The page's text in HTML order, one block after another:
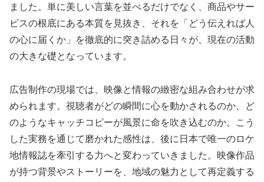
ました。単に美しい言葉を並べるだけでなく、商品やサー
ビスの根底にある本質を見抜き、それを「どう伝えれば人
の心に届くか」を徹底的に突き詰める日々が、現在の活動
の大きな礎となっています。
広告制作の現場では、映像と情報の緻密な組み合わせが求
められます。視聴者がどの瞬間に心を動かされるのか、ど
のようなキャッチコピーが風景に命を吹き込むのか。こう
した実務を通じて磨かれた感性は、後に日本で唯一のロケ
地情報誌を牽引する力へと変わっていきました。映像作品
が持つ背景やストーリーを、地域の魅力として再定義する